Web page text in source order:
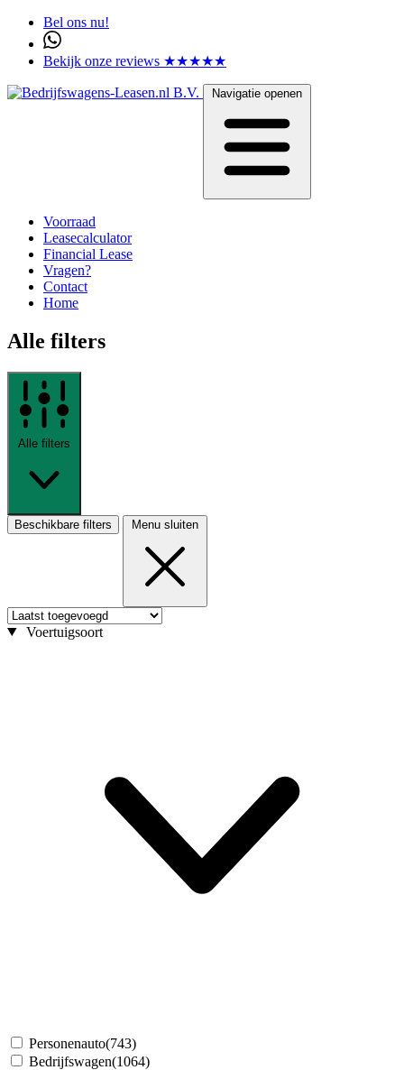
Bel ons nu!
Bekijk onze reviews ★★★★★
Navigatie openen
Voorraad
Leasecalculator
Financial Lease
Vragen?
Contact
Home
Alle filters
Alle filters
Beschikbare filters Menu sluiten
Voertuigsoort
Personenauto(743)
Bedrijfswagen(1064)